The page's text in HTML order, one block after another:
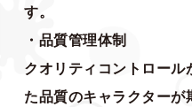
す。
・品質管理体制
クオリティコントロール
た品質のキャラクターが